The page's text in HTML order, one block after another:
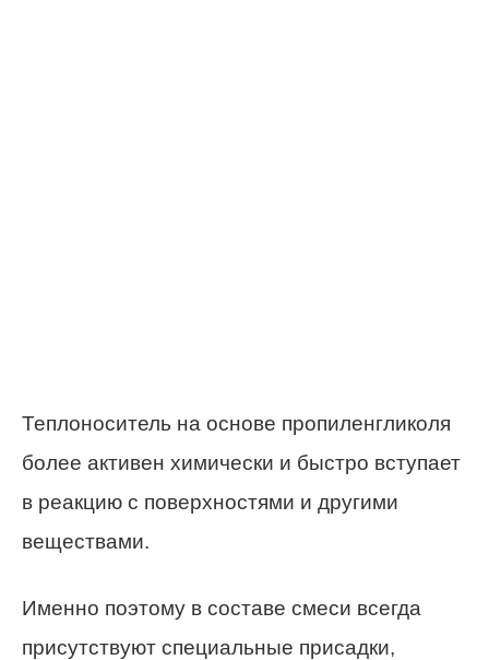
Теплоноситель на основе пропиленгликоля
более активен химически и быстро вступает
в реакцию с поверхностями и другими
веществами.
Именно поэтому в составе смеси всегда
присутствуют специальные присадки,